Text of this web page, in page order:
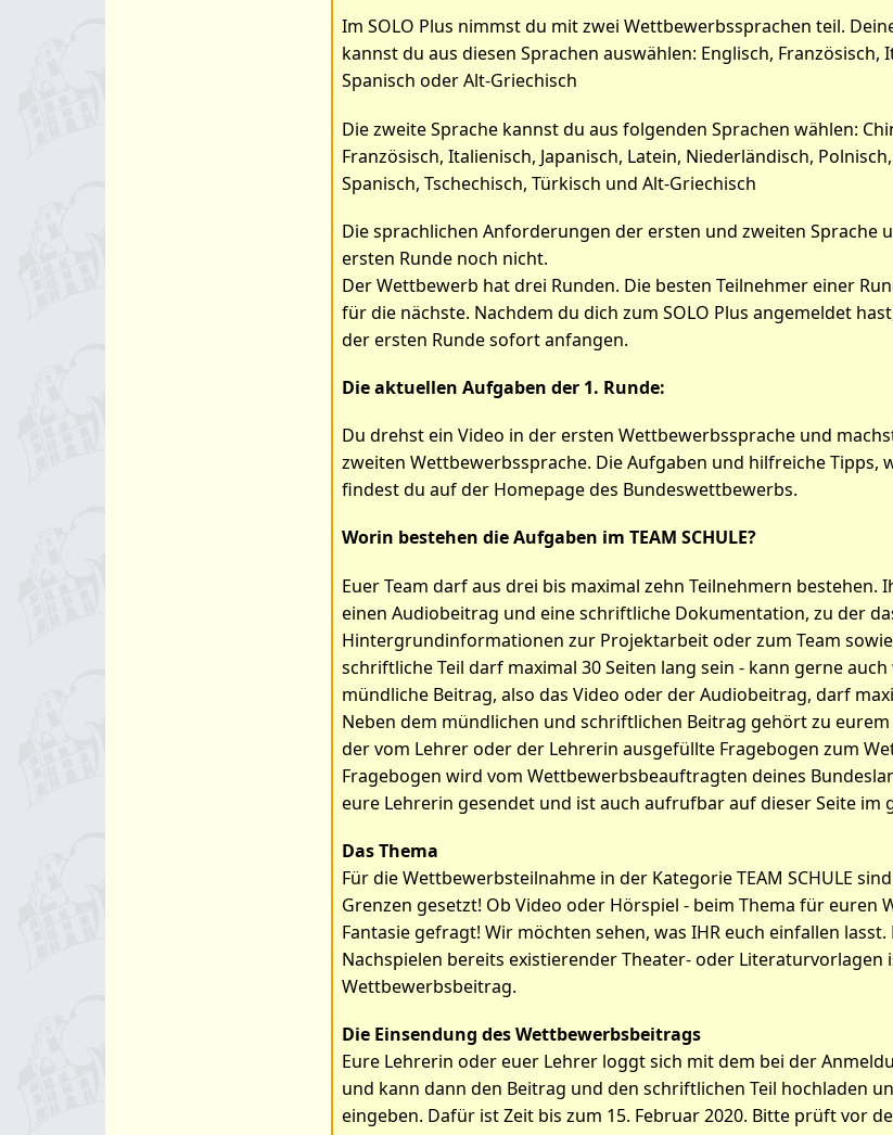
Im SOLO Plus nimmst du mit zwei Wettbewerbssprachen teil.
kannst du aus diesen Sprachen auswählen: Englisch, Französisch,
Spanisch oder Alt-Griechisch
Die zweite Sprache kannst du aus folgenden Sprachen wählen:
Französisch, Italienisch, Japanisch, Latein, Niederländisch,
Spanisch, Tschechisch, Türkisch und Alt-Griechisch
Die sprachlichen Anforderungen der ersten und zweiten Sprache
ersten Runde noch nicht.
Der Wettbewerb hat drei Runden. Die besten Teilnehmer einer
für die nächste. Nachdem du dich zum SOLO Plus angemeldet
der ersten Runde sofort anfangen.
Die aktuellen Aufgaben der 1. Runde:
Du drehst ein Video in der ersten Wettbewerbssprache und
zweiten Wettbewerbssprache. Die Aufgaben und hilfreiche Tipps,
findest du auf der Homepage des Bundeswettbewerbs.
Worin bestehen die Aufgaben im TEAM SCHULE?
Euer Team darf aus drei bis maximal zehn Teilnehmern bestehen.
einen Audiobeitrag und eine schriftliche Dokumentation, zu der
Hintergrundinformationen zur Projektarbeit oder zum Team
schriftliche Teil darf maximal 30 Seiten lang sein - kann gerne
mündliche Beitrag, also das Video oder der Audiobeitrag, darf
Neben dem mündlichen und schriftlichen Beitrag gehört zu
der vom Lehrer oder der Lehrerin ausgefüllte Fragebogen zum
Fragebogen wird vom Wettbewerbsbeauftragten deines
eure Lehrerin gesendet und ist auch aufrufbar auf dieser Seite im
Das Thema
Für die Wettbewerbsteilnahme in der Kategorie TEAM SCHULE
Grenzen gesetzt! Ob Video oder Hörspiel - beim Thema für euren
Fantasie gefragt! Wir möchten sehen, was IHR euch einfallen
Nachspielen bereits existierender Theater- oder Literaturvorlagen
Wettbewerbsbeitrag.
Die Einsendung des Wettbewerbsbeitrags
Eure Lehrerin oder euer Lehrer loggt sich mit dem bei der
und kann dann den Beitrag und den schriftlichen Teil hochladen
eingeben. Dafür ist Zeit bis zum 15. Februar 2020. Bitte prüft vor